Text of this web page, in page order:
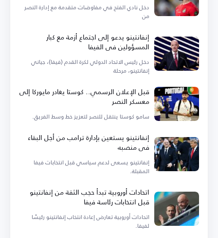
دخل نادي الفتح في مفاوضات متقدمة مع إدارة النصر
من
إنفانتينو يدعو إلى اجتماع أزمة مع كبار
المسؤولين في الفيفا
دخل رئيس الاتحاد الدولي لكرة القدم (فيفا)، جياني
إنفانتينو، مرحلة
قبل الإعلان الرسمي.. كوستا يغادر مايوركا إلى
معسكر النصر
سامو كوستا ينتقل للنصر لتعزيز خط وسط الفريق.
إنفانتينو يستعين بإدارة ترامب من أجل البقاء
في منصبه
إنفانتينو يسعى لدعم سياسي قبل انتخابات فيفا
المقبلة.
اتحادات أوروبية تبدأ حجب الثقة من إنفانتينو
قبل انتخابات رئاسة فيفا
اتحادات أوروبية تعارض إعادة انتخاب إنفانتينو رئيسًا
لفيفا.